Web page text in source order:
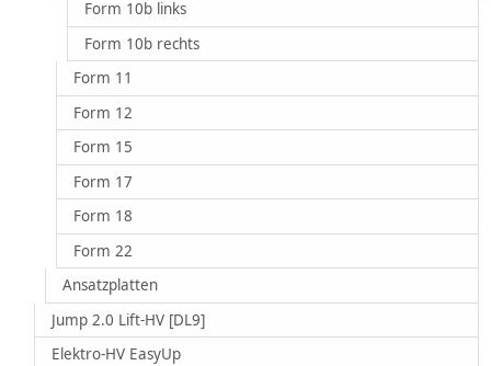
Form 10b links
Form 10b rechts
Form 11
Form 12
Form 15
Form 17
Form 18
Form 22
Ansatzplatten
Jump 2.0 Lift-HV [DL9]
Elektro-HV EasyUp